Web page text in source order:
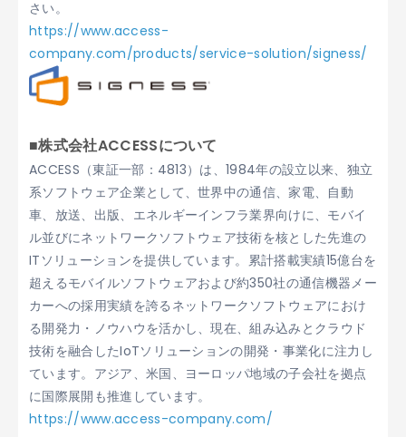
さい。
https://www.access-
company.com/products/service-solution/signess/
■株式会社ACCESSについて
ACCESS（東証一部：4813）は、1984年の設立以来、独立
系ソフトウェア企業として、世界中の通信、家電、自動
車、放送、出版、エネルギーインフラ業界向けに、モバイ
ル並びにネットワークソフトウェア技術を核とした先進の
ITソリューションを提供しています。累計搭載実績15億台を
超えるモバイルソフトウェアおよび約350社の通信機器メー
カーへの採用実績を誇るネットワークソフトウェアにおけ
る開発力・ノウハウを活かし、現在、組み込みとクラウド
技術を融合したIoTソリューションの開発・事業化に注力し
ています。アジア、米国、ヨーロッパ地域の子会社を拠点
に国際展開も推進しています。
https://www.access-company.com/